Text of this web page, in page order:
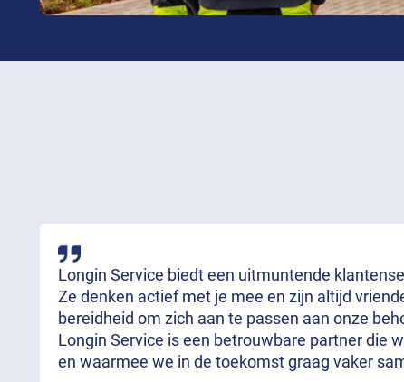
Longin Service biedt een uitmuntende
Ze denken actief met je mee en zijn altijd
bereidheid om zich aan te passen aan onze
Longin Service is een betrouwbare partner die
en waarmee we in de toekomst graag vaker